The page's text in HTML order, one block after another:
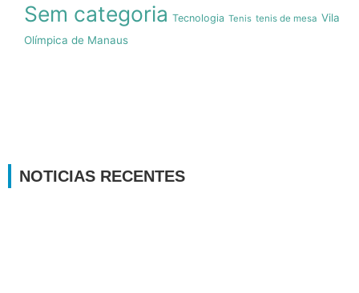
Sem categoria Tecnologia Tenis tenis de mesa Vila
Olímpica de Manaus
NOTICIAS RECENTES